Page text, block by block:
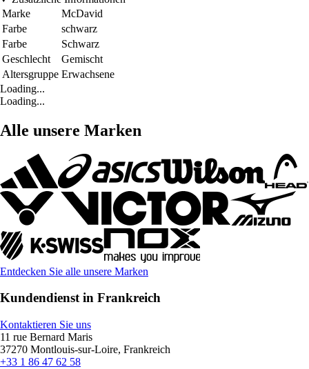
Marke
McDavid
Farbe
schwarz
Farbe
Schwarz
Geschlecht
Gemischt
Altersgruppe Erwachsene
Loading...
Loading...
Alle unsere Marken
Entdecken Sie alle unsere Marken
Kundendienst in Frankreich
Kontaktieren Sie uns
11 rue Bernard Maris
37270 Montlouis-sur-Loire, Frankreich
+33 1 86 47 62 58